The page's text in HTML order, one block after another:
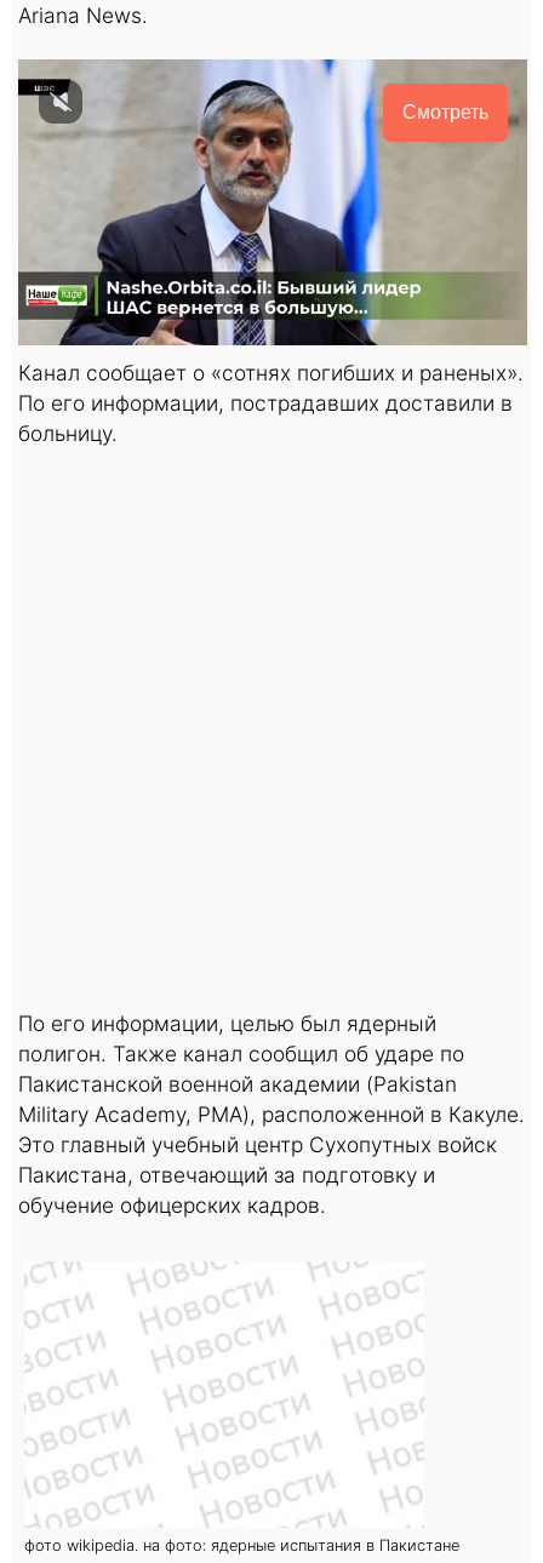
Ariana News.
Смотреть
Канал сообщает о «сотнях погибших и раненых».
По его информации, пострадавших доставили в
больницу.
По его информации, целью был ядерный
полигон. Также канал сообщил об ударе по
Пакистанской военной академии (Pakistan
Military Academy, PMA), расположенной в Какуле.
Это главный учебный центр Сухопутных войск
Пакистана, отвечающий за подготовку и
обучение офицерских кадров.
фото wikipedia. на фото: ядерные испытания в Пакистане